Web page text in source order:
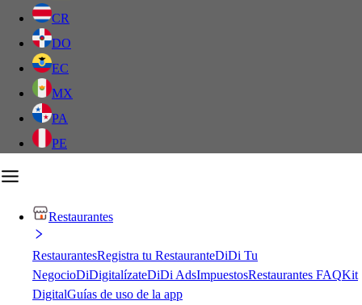
CR
DO
EC
MX
PA
PE
Restaurantes
RestaurantesRegistra tu RestauranteDiDi Tu
NegocioDiDigitalízateDiDi AdsImpuestosRestaurantes FAQKit
DigitalGuías de uso de la app